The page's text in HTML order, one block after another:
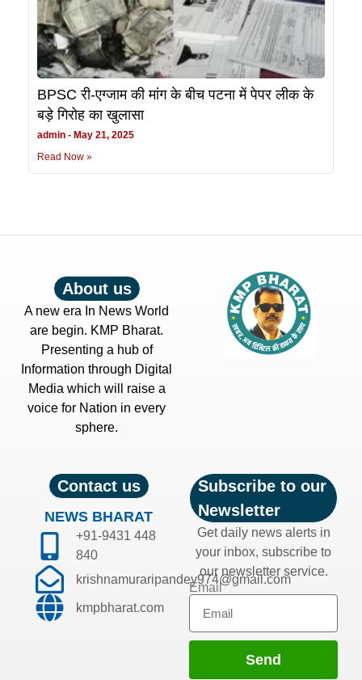
BPSC री-एग्जाम की मांग के बीच पटना में पेपर लीक के
बड़े गिरोह का खुलासा
admin
May 21, 2025
Read Now »
About us
A new era In News World
are begin. KMP Bharat.
Presenting a hub of
Information through Digital
Media which will raise a
voice for Nation in every
sphere.
Contact us
NEWS BHARAT
+91-9431 448
840
krishnamuraripandey974@gmail.com
kmpbharat.com
Subscribe to our
Newsletter
Get daily news alerts in
your inbox, subscribe to
our newsletter service.
Email
Send